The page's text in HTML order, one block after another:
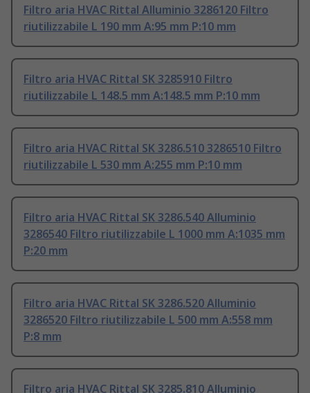
Filtro aria HVAC Rittal Alluminio 3286120 Filtro
riutilizzabile L 190 mm A:95 mm P:10 mm
Filtro aria HVAC Rittal SK 3285910 Filtro
riutilizzabile L 148.5 mm A:148.5 mm P:10 mm
Filtro aria HVAC Rittal SK 3286.510 3286510 Filtro
riutilizzabile L 530 mm A:255 mm P:10 mm
Filtro aria HVAC Rittal SK 3286.540 Alluminio
3286540 Filtro riutilizzabile L 1000 mm A:1035 mm
P:20 mm
Filtro aria HVAC Rittal SK 3286.520 Alluminio
3286520 Filtro riutilizzabile L 500 mm A:558 mm
P:8 mm
Filtro aria HVAC Rittal SK 3285.810 Alluminio